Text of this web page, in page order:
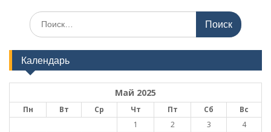
Поиск
по:
Календарь
Май 2025
Пн Вт Ср Чт Пт Сб
Вс
1
2 3
4